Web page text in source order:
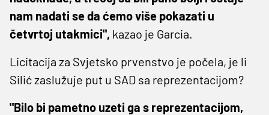
nam nadati se da ćemo više pokazati u
četvrtoj utakmici", kazao je Garcia.
Licitacija za Svjetsko prvenstvo je počela, je li
Silić zaslužuje put u SAD sa reprezentacijom?
"Bilo bi pametno uzeti ga s reprezentacijom,